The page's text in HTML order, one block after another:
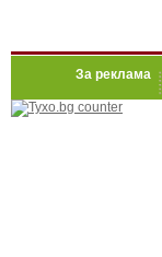
За реклама